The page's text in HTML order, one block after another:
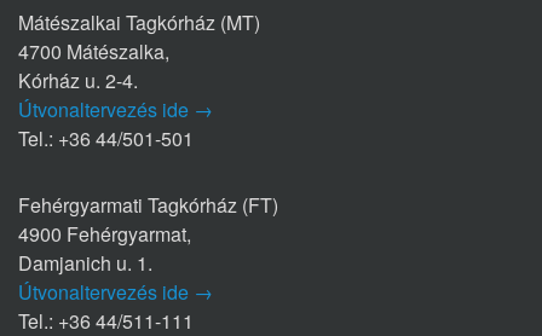
Mátészalkai Tagkórház (MT)
4700 Mátészalka,
Kórház u. 2-4.
Útvonaltervezés ide →
Tel.: +36 44/501-501
Fehérgyarmati Tagkórház (FT)
4900 Fehérgyarmat,
Damjanich u. 1.
Útvonaltervezés ide →
Tel.: +36 44/511-111